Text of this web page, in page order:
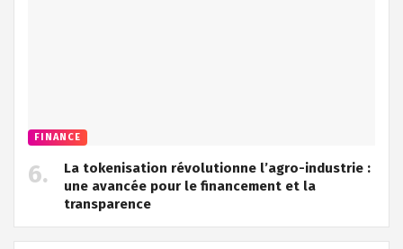
FINANCE
La tokenisation révolutionne l’agro-industrie :
une avancée pour le financement et la
transparence